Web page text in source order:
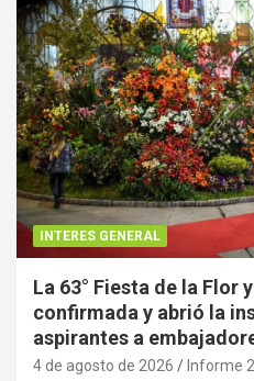
INTERES GENERAL
La 63° Fiesta de la Flor
confirmada y abrió la
aspirantes a
4 de agosto de 2026 Informe